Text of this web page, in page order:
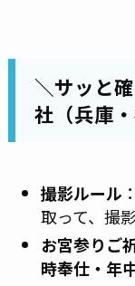
＼サッと
社（兵庫
撮影ルール ：
取って、撮
お宮参りご
時奉仕・年